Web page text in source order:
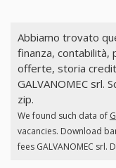
Abbiamo trovato
finanza, contabilità,
offerte, storia
GALVANOMEC srl.
zip.
We found such data of
vacancies. Download
fees GALVANOMEC